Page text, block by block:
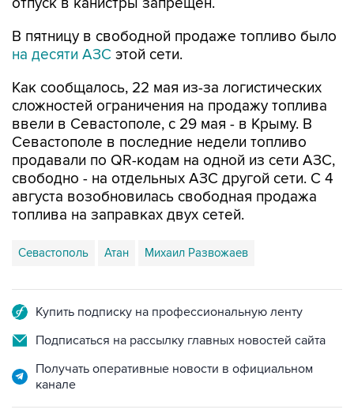
Как сообщалось, 22 мая из-за логистических
ввели в Севастополе, с 29 мая - в Крыму. В
Севастополе в последние недели топливо
продавали по QR-кодам на одной из сети АЗС,
свободно - на отдельных АЗС другой сети. С 4
августа возобновилась свободная продажа
топлива на заправках двух сетей.
Севастополь Атан Михаил Развожаев
Подписаться на рассылку главных новостей сайта
Получать оперативные новости в официальном
НОВОСТИ ПО ТЕМЕ